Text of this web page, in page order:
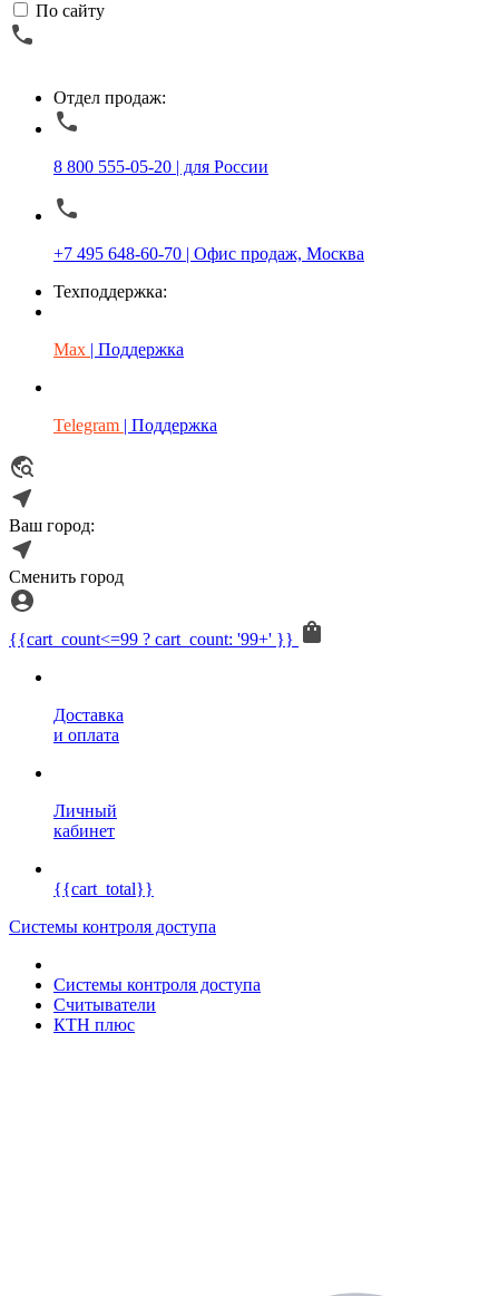
По сайту
Отдел продаж:
8 800 555-05-20 | для России
+7 495 648-60-70 | Офис продаж, Москва
Техподдержка:
Max | Поддержка
Telegram | Поддержка
Ваш город:
Сменить город
{{cart_count<=99 ? cart_count: '99+' }}
Доставка
и оплата
Личный
кабинет
{{cart_total}}
Системы контроля доступа
Системы контроля доступа
Считыватели
КТН плюс